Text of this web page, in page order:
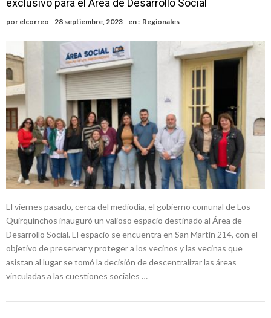
Distinguieron a Ramiro Maldonado, el campeón juvenil de malambo
de Los Quirquinchos
Villada: evalúan obras preventivas ante posibles lluvias intensas
Elortondo: avanza el plan de pavimentación con la licitación de cinco
nuevas cuadras
exclusivo para el Área de Desarrollo Social
por elcorreo 28 septiembre, 2023 en : Regionales
El viernes pasado, cerca del mediodía, el gobierno comunal de Los
Quirquinchos inauguró un valioso espacio destinado al Área de
Desarrollo Social. El espacio se encuentra en San Martín 214, con el
objetivo de preservar y proteger a los vecinos y las vecinas que
asistan al lugar se tomó la decisión de descentralizar las áreas
vinculadas a las cuestiones sociales …